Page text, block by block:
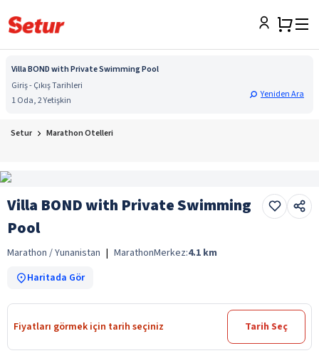
Villa BOND with Private Swimming Pool
Giriş - Çıkış Tarihleri
1 Oda, 2 Yetişkin
Yeniden Ara
Setur Marathon Otelleri
Villa BOND with Private Swimming
Pool
Marathon / Yunanistan | MarathonMerkez:4.1 km
Haritada Gör
Fiyatları görmek için tarih seçiniz Tarih Seç